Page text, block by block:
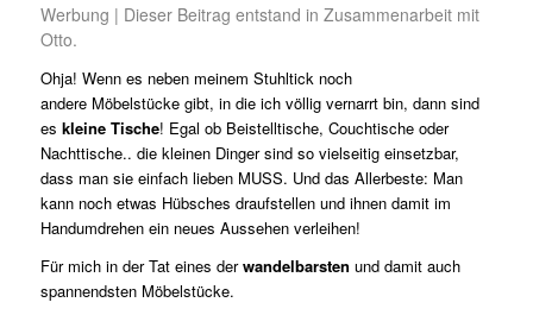
Werbung | Dieser Beitrag entstand in Zusammenarbeit mit
Otto.
Ohja! Wenn es neben meinem Stuhltick noch
andere Möbelstücke gibt, in die ich völlig vernarrt bin, dann sind
es kleine Tische! Egal ob Beistelltische, Couchtische oder
Nachttische.. die kleinen Dinger sind so vielseitig einsetzbar,
dass man sie einfach lieben MUSS. Und das Allerbeste: Man
kann noch etwas Hübsches draufstellen und ihnen damit im
Handumdrehen ein neues Aussehen verleihen!
Für mich in der Tat eines derwandelbarsten und damit auch
spannendsten Möbelstücke.